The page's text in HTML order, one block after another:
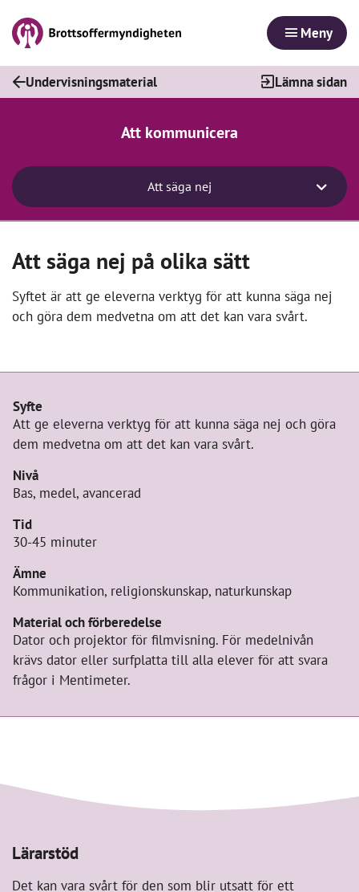
Meny
Undervisningsmaterial Lämna sidan
Att kommunicera
Att säga nej
Att säga nej på olika sätt
Syftet är att ge eleverna verktyg för att kunna säga nej
och göra dem medvetna om att det kan vara svårt.
Övningsinformation
Syfte
Att ge eleverna verktyg för att kunna säga nej och göra
dem medvetna om att det kan vara svårt.
Nivå
Bas, medel, avancerad
Tid
30-45 minuter
Ämne
Kommunikation, religionskunskap, naturkunskap
Material och förberedelse
Dator och projektor för filmvisning. För medelnivån
krävs dator eller surfplatta till alla elever för att svara
frågor i Mentimeter.
Lärarstöd
Det kan vara svårt för den som blir utsatt för ett